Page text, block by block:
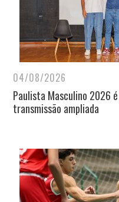
04/08/2026
Paulista Masculino 2026
transmissão ampliada